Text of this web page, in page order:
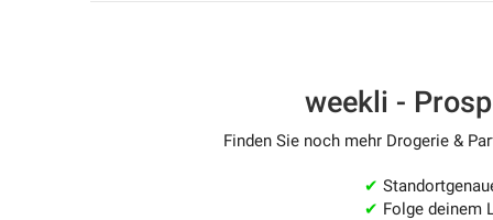
weekli -
Finden Sie noch mehr Drogerie &
✔
✔ Folge deinem